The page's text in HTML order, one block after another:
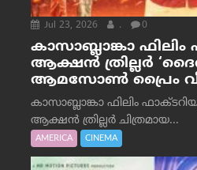
Jul 23, 2026 . 0
കാസാബ്ലാങ്കാ
ആക്ഷൻ ത്രില്ലർ
ആമസോൺ പ്രൈം
കാസാബ്ലാങ്കാ ഫിലിം
ആക്ഷൻ ത്രില്ലർ ചിത്രമായ...
AMERICA CINEMA